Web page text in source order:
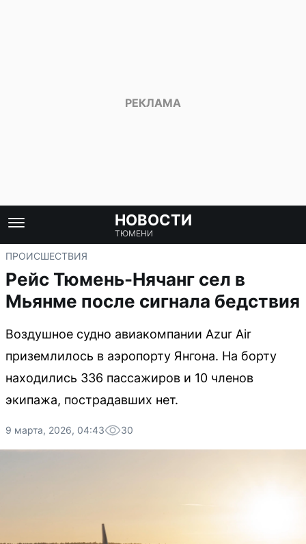
НОВОСТИ
ТЮМЕНИ
ПРОИСШЕСТВИЯ
Рейс Тюмень-Нячанг сел в
Мьянме после сигнала бедствия
Воздушное судно авиакомпании Azur Air
приземлилось в аэропорту Янгона. На борту
находились 336 пассажиров и 10 членов
экипажа, пострадавших нет.
9 марта, 2026, 04:43 30